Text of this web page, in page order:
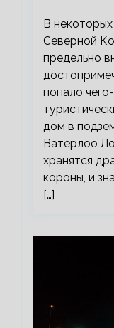
В
Северной
предельно
попало
дом в
Ватерлоо
хранятся
короны, и
[…]